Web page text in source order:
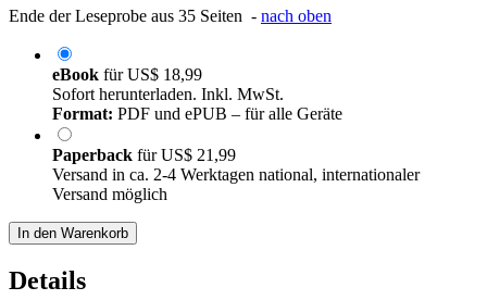
Ende der Leseprobe aus 35 Seiten - nach oben
eBook fürUS$ 18,99
Sofort herunterladen. Inkl. MwSt.
Format: PDF und ePUB – für alle Geräte
Paperback fürUS$ 21,99
Versand in ca. 2-4 Werktagen national, internationaler
Versand möglich
In den Warenkorb
Details